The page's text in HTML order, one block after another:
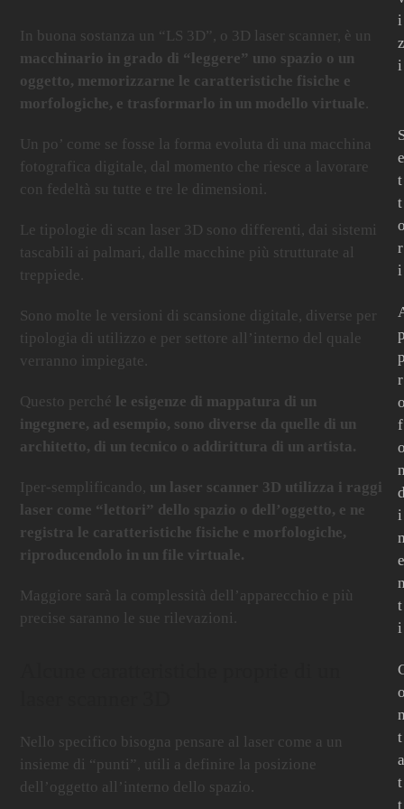
In buona sostanza un “LS 3D”, o 3D laser scanner, è un
macchinario in grado di “leggere” uno spazio o un
oggetto, memorizzarne le caratteristiche fisiche e
morfologiche, e trasformarlo in un modello virtuale
Un po’ come se fosse la forma evoluta di una macchina
fotografica digitale, dal momento che riesce a lavorare
con fedeltà su tutte e tre le dimensioni.
Le tipologie di scan laser 3D sono differenti, dai sistemi
tascabili ai palmari, dalle macchine più strutturate al
treppiede.
Sono molte le versioni di scansione digitale, diverse per
tipologia di utilizzo e per settore all’interno del quale
verranno impiegate.
Questo perché le esigenze di mappatura di un
ingegnere, ad esempio, sono diverse da quelle di un
architetto, di un tecnico o addirittura di un artista.
Iper-semplificando, un laser scanner 3D utilizza i raggi
laser come “lettori” dello spazio o dell’oggetto, e ne
registra le caratteristiche fisiche e morfologiche,
riproducendolo in un file virtuale.
Maggiore sarà la complessità dell’apparecchio e più
precise saranno le sue rilevazioni.
Nello specifico bisogna pensare al laser come a un
insieme di “punti”, utili a definire la posizione
dell’oggetto all’interno dello spazio.
i
z
i
e
t
t
r
i
r
f
i
e
t
i
t
a
t
t